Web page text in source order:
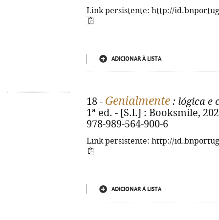
Link persistente: http://
ADICIONAR À LISTA
18 - Genialmente : lógica e
1ª ed. - [S.l.] : Booksmile,
978-989-564-900-6
Link persistente: http://
ADICIONAR À LISTA